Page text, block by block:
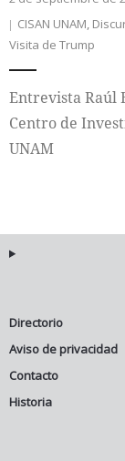
CISAN UNAM,
Visita de Trump
Entrevista Raúl
Centro de
UNAM
Directorio
Aviso de privacidad
Contacto
Historia